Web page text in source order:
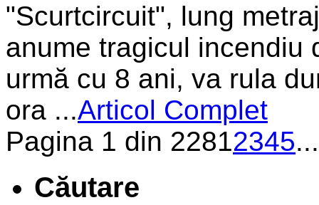
"Scurtcircuit", lung
anume tragicul incendiu
urmă cu 8 ani, va rula
ora ...Articol Complet
Pagina 1 din 22812345...
Căutare